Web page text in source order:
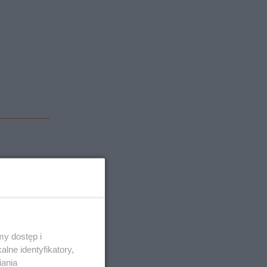
Przejęta
dostęp i
identyfikatory,